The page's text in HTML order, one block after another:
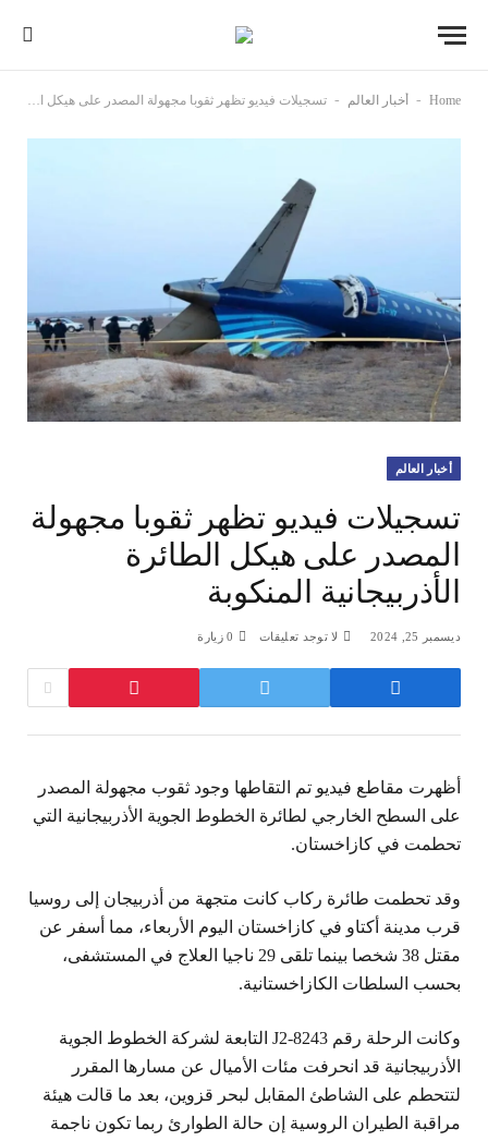
Home
- أخبار العالم - تسجيلات فيديو تظهر ثقوبا مجهولة المصدر على هيكل الطائرة الأذربيجانية المنكوبة
أخبار العالم
تسجيلات فيديو تظهر ثقوبا مجهولة
المصدر على هيكل الطائرة
الأذربيجانية المنكوبة
ديسمبر 25, 2024 لا توجد تعليقات 0 زيارة
أظهرت مقاطع فيديو تم التقاطها وجود ثقوب مجهولة المصدر
على السطح الخارجي لطائرة الخطوط الجوية الأذربيجانية التي
تحطمت في كازاخستان.
وقد تحطمت طائرة ركاب كانت متجهة من أذربيجان إلى روسيا
قرب مدينة أكتاو في كازاخستان اليوم الأربعاء، مما أسفر عن
مقتل 38 شخصا بينما تلقى 29 ناجيا العلاج في المستشفى،
بحسب السلطات الكازاخستانية.
وكانت الرحلة رقم J2-8243 التابعة لشركة الخطوط الجوية
الأذربيجانية قد انحرفت مئات الأميال عن مسارها المقرر
لتتحطم على الشاطئ المقابل لبحر قزوين، بعد ما قالت هيئة
مراقبة الطيران الروسية إن حالة الطوارئ ربما تكون ناجمة